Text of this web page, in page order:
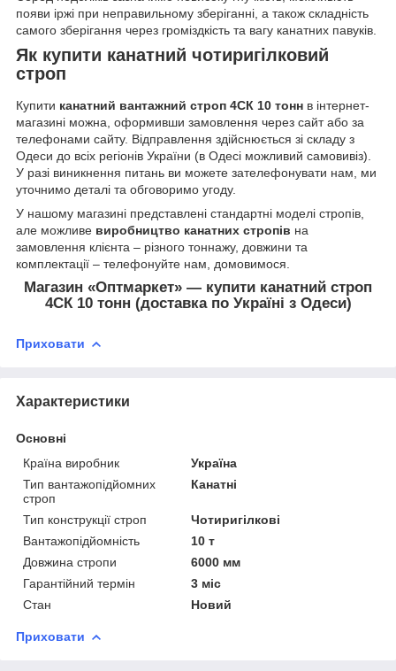
появи іржі при неправильному зберіганні, а також складність
самого зберігання через громіздкість та вагу канатних павуків.
Як купити канатний чотиригілковий
строп
Купити канатний вантажний строп 4СК 10 тонн в інтернет-
магазині можна, оформивши замовлення через сайт або за
телефонами сайту. Відправлення здійснюється зі складу з
Одеси до всіх регіонів України (в Одесі можливий самовивіз).
У разі виникнення питань ви можете зателефонувати нам, ми
уточнимо деталі та обговоримо угоду.
У нашому магазині представлені стандартні моделі стропів,
але можливе виробництво канатних стропів на
замовлення клієнта – різного тоннажу, довжини та
комплектації – телефонуйте нам, домовимося.
Магазин «Оптмаркет» — купити канатний строп
4СК 10 тонн (доставка по Україні з Одеси)
Приховати
Характеристики
Основні
Країна виробник
Україна
Тип вантажопідйомних
строп
Канатні
Тип конструкції строп
Чотиригілкові
Вантажопідйомність
10 т
Довжина стропи
6000 мм
Гарантійний термін
3 міс
Стан
Новий
Приховати